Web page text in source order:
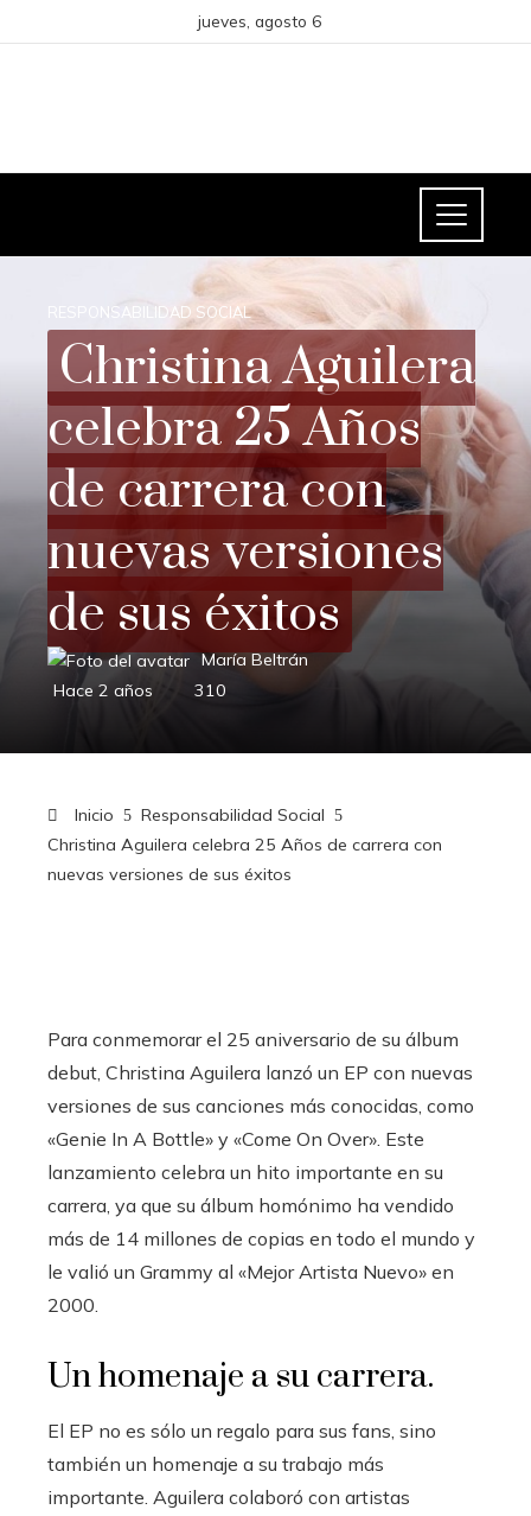
jueves, agosto 6
RESPONSABILIDAD SOCIAL
Christina Aguilera
celebra 25 Años
de carrera con
nuevas versiones
de sus éxitos
María Beltrán
Hace 2 años
310
Inicio
Responsabilidad Social
Christina Aguilera celebra 25 Años de carrera con
nuevas versiones de sus éxitos
Para conmemorar el 25 aniversario de su álbum
debut, Christina Aguilera lanzó un EP con nuevas
versiones de sus canciones más conocidas, como
«Genie In A Bottle» y «Come On Over». Este
lanzamiento celebra un hito importante en su
carrera, ya que su álbum homónimo ha vendido
más de 14 millones de copias en todo el mundo y
le valió un Grammy al «Mejor Artista Nuevo» en
2000.
Un homenaje a su carrera.
El EP no es sólo un regalo para sus fans, sino
también un homenaje a su trabajo más
importante. Aguilera colaboró ​​con artistas